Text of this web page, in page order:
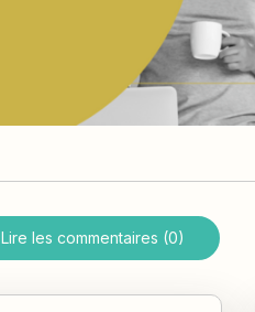
Lire les commentaires (0)